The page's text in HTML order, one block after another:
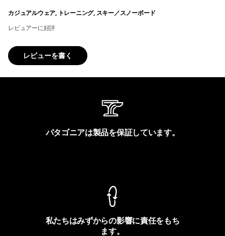
カジュアルウェア, トレーニング, スキー／スノーボード
レビュアーに好評
レビューを書く
パタゴニアは製品を保証しています。
私たちはみずからの影響に責任をもち
ます。